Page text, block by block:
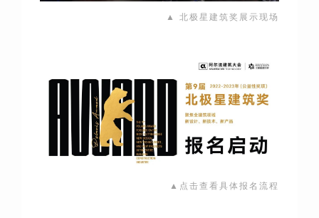
▲ 北极星建筑奖展示现场
▲点击查看具体报名流程